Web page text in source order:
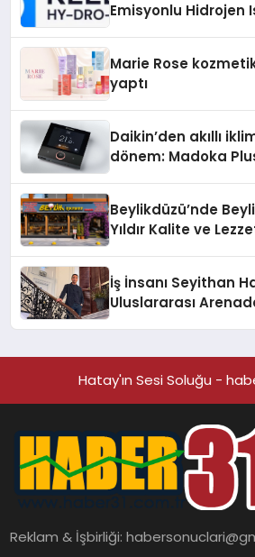
Emisyonlu Hidrojen
Marie Rose
yaptı
Daikin’den akıllı
dönem: Madoka
Beylikdüzü’nde
Yıldır Kalite ve
İş İnsanı Seyithan
Uluslararası
Hatay'ın Sesi Soluğu -
Reklam & İşbirliği: